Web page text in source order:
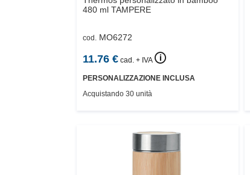
480 ml TAMPERE
cod. MO6272
11.76 € cad. + IVA 🛈
PERSONALIZZAZIONE INCLUSA
Acquistando 30 unità